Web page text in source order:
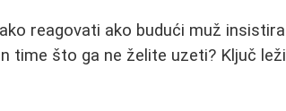
reagovati ako budući muž insistira
time što ga ne želite uzeti? Ključ leži